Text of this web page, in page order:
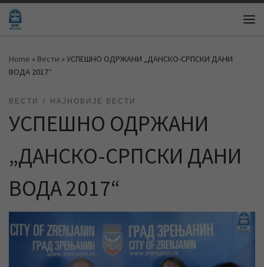
Skip to content
Home » Вести »УСПЕШНО ОДРЖАНИ „ДАНСКО-СРПСКИ ДАНИ
ВОДА 2017“
ВЕСТИ НАЈНОВИЈЕ ВЕСТИ
УСПЕШНО ОДРЖАНИ
„ДАНСКО-СРПСКИ ДАНИ
ВОДА 2017“